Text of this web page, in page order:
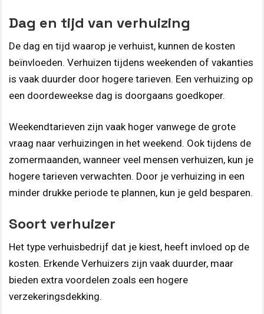
Dag en tijd van verhuizing
De dag en tijd waarop je verhuist, kunnen de kosten
beïnvloeden. Verhuizen tijdens weekenden of vakanties
is vaak duurder door hogere tarieven. Een verhuizing op
een doordeweekse dag is doorgaans goedkoper.
Weekendtarieven zijn vaak hoger vanwege de grote
vraag naar verhuizingen in het weekend. Ook tijdens de
zomermaanden, wanneer veel mensen verhuizen, kun je
hogere tarieven verwachten. Door je verhuizing in een
minder drukke periode te plannen, kun je geld besparen.
Soort verhuizer
Het type verhuisbedrijf dat je kiest, heeft invloed op de
kosten. Erkende Verhuizers zijn vaak duurder, maar
bieden extra voordelen zoals een hogere
verzekeringsdekking.